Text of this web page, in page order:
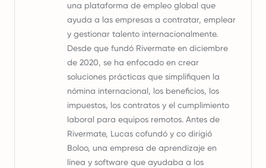
una plataforma de empleo global que
ayuda a las empresas a contratar, emplear
y gestionar talento internacionalmente.
Desde que fundó Rivermate en diciembre
de 2020, se ha enfocado en crear
soluciones prácticas que simplifiquen la
nómina internacional, los beneficios, los
impuestos, los contratos y el cumplimiento
laboral para equipos remotos. Antes de
Rivermate, Lucas cofundó y co dirigió
Boloo, una empresa de aprendizaje en
línea y software que ayudaba a los